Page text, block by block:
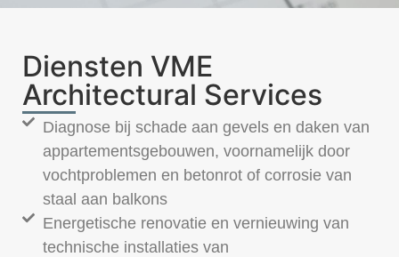
Diensten VME
Architectural Services
Diagnose bij schade aan gevels en daken van
appartementsgebouwen, voornamelijk door
vochtproblemen en betonrot of corrosie van
staal aan balkons
Energetische renovatie en vernieuwing van
technische installaties van